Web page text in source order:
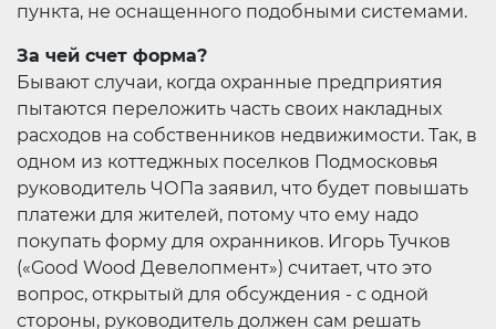
пункта, не оснащенного подобными системами.
За чей счет форма?
Бывают случаи, когда охранные предприятия
пытаются переложить часть своих накладных
расходов на собственников недвижимости. Так, в
одном из коттеджных поселков Подмосковья
руководитель ЧОПа заявил, что будет повышать
платежи для жителей, потому что ему надо
покупать форму для охранников. Игорь Тучков
(«Good Wood Девелопмент») считает, что это
вопрос, открытый для обсуждения - с одной
стороны, руководитель должен сам решать